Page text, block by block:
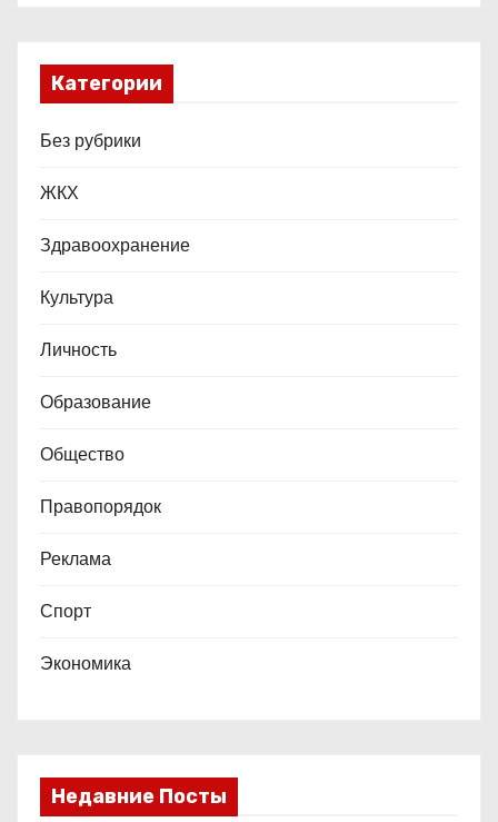
Категории
Без рубрики
ЖКХ
Здравоохранение
Культура
Личность
Образование
Общество
Правопорядок
Реклама
Спорт
Экономика
Недавние Посты